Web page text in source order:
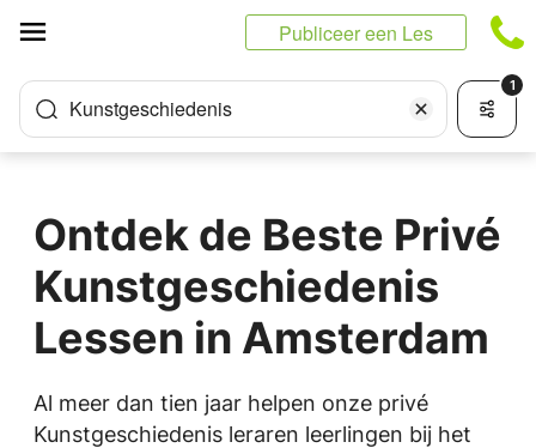
Publiceer een Les
Kunstgeschiedenis
1
Ontdek de Beste Privé
Kunstgeschiedenis
Lessen in Amsterdam
Al meer dan tien jaar helpen onze privé
Kunstgeschiedenis leraren leerlingen bij het